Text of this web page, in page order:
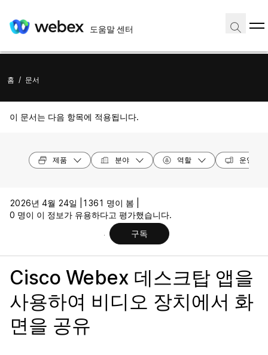
도움말 센터
홈 / 문서
이 문서는 다음 항목에 적용됩니다.
제품 분야 역할 운영 체
2026년 4월 24일 |
1361 명이 봄 |
0 명이 이 정보가 유용하다고 평가했습니다.
구독
Cisco Webex 데스크탑 앱을
사용하여 비디오 장치에서 화
면을 공유